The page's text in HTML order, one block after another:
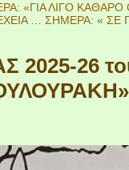
«ΓΙΑ ΛΙΓΟ ΚΑΘΑΡΟ
… ΣΗΜΕΡΑ: «
26